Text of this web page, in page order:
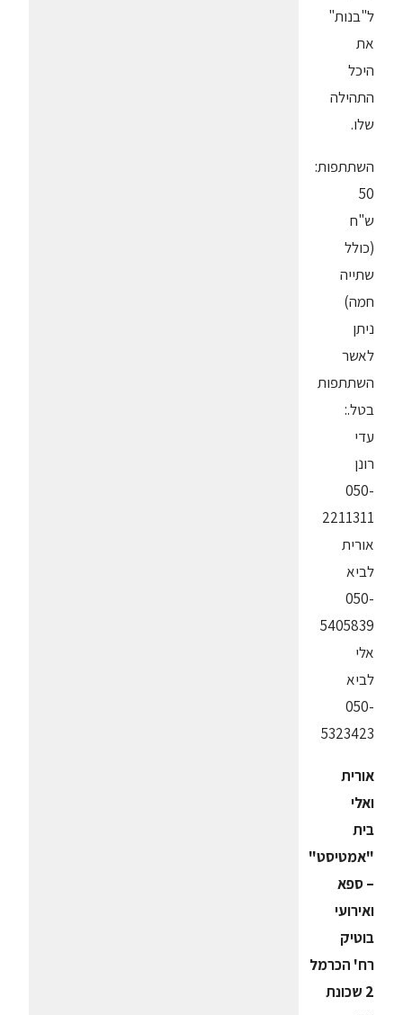
ל"בנות"
את
היכל
התהילה
שלו.
השתתפות:
50
ש"ח
(כולל
שתייה
חמה)
ניתן
לאשר
השתתפות
בטל.:
עדי
רונן
050-
2211311
אורית
לביא
050-
5405839
אלי
לביא
050-
5323423
אורית
ואלי
בית
"אמטיסט"
– ספא
ואירועי
בוטיק
רח' הכרמל
2 שכונת